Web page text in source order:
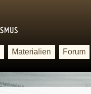
Materialien Forum